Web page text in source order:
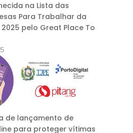
na Lista das
Para Trabalhar da
pelo Great Place To
de lançamento de
para proteger vítimas